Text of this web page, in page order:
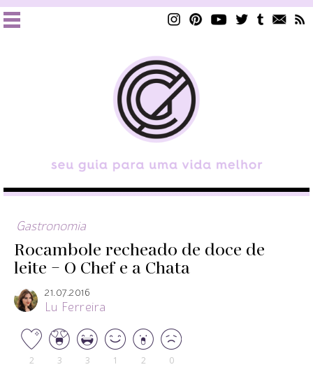
Gastronomia
Rocambole recheado de doce de
leite – O Chef e a Chata
21.07.2016
Lu Ferreira
2 3 3 1 2 0